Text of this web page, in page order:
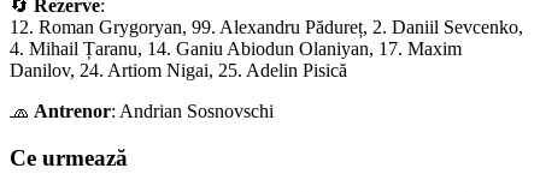
🔄 Rezerve:
12. Roman Grygoryan, 99. Alexandru Pădureț, 2. Daniil Sevcenko,
4. Mihail Țaranu, 14. Ganiu Abiodun Olaniyan, 17. Maxim
Danilov, 24. Artiom Nigai, 25. Adelin Pisică
🧢 Antrenor: Andrian Sosnovschi
Ce urmează